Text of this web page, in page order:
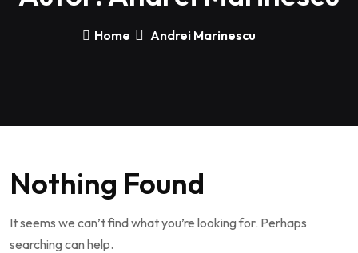
Home Andrei Marinescu
Nothing Found
It seems we can’t find what you’re looking for. Perhaps
searching can help.